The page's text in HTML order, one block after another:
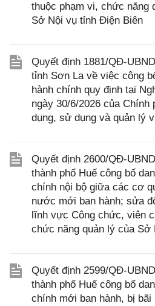
thuộc phạm vi, chức năng
Sở Nội vụ tỉnh Điện Biên
Quyết định 1881/QĐ-
tỉnh Sơn La về việc công
hành chính quy định tại
ngày 30/6/2026 của Chính
dụng, sử dụng và quản lý
Quyết định 2600/QĐ-
thành phố Huế công bố
chính nội bộ giữa các cơ
nước mới ban hành; sửa
lĩnh vực Công chức, viên
chức năng quản lý của Sở
Quyết định 2599/QĐ-
thành phố Huế công bố
chính mới ban hành, bị bãi